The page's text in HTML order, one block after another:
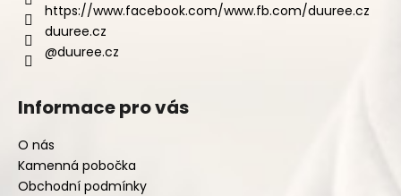
https://www.facebook.com/www.fb.com/duuree.cz
duuree.cz
@duuree.cz
Informace pro vás
O nás
Kamenná pobočka
Obchodní podmínky